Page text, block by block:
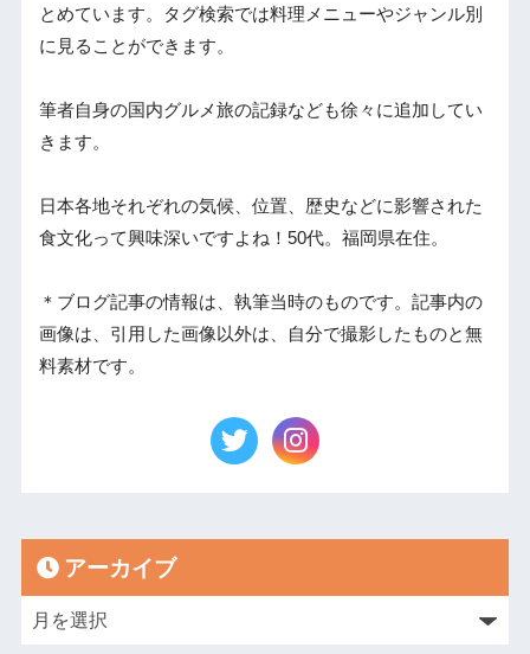
とめています。タグ検索では料理メニューやジャンル別
に見ることができます。
筆者自身の国内グルメ旅の記録なども徐々に追加してい
きます。
日本各地それぞれの気候、位置、歴史などに影響された
食文化って興味深いですよね！50代。福岡県在住。
＊ブログ記事の情報は、執筆当時のものです。記事内の
画像は、引用した画像以外は、自分で撮影したものと無
料素材です。
アーカイブ